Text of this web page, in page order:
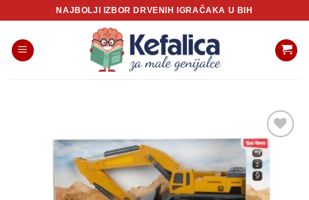
content
NAJBOLJI IZBOR DRVENIH IGRAČAKA U BIH
Sačuvaj
proizvod